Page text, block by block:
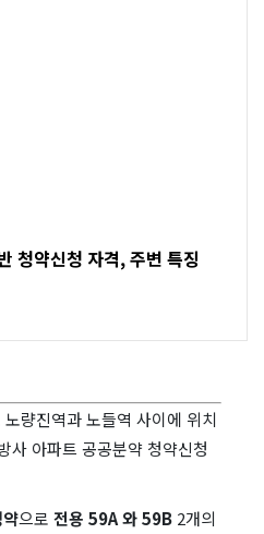
청약신청 자격, 주변 특징
량진역과 노들역 사이에 위치
사 아파트 공공분약 청약신청
으로 전용 59A 와 59B 2개의